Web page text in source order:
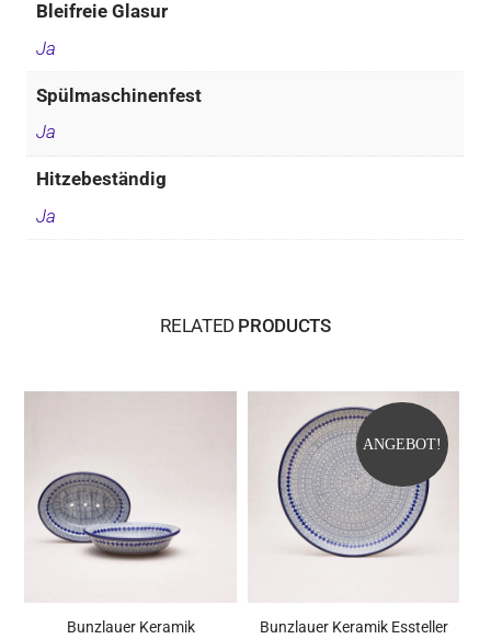
Bleifreie Glasur
Ja
Spülmaschinenfest
Ja
Hitzebeständig
Ja
RELATEDPRODUCTS
Bunzlauer Keramik
ANGEBOT!
Bunzlauer Keramik Essteller